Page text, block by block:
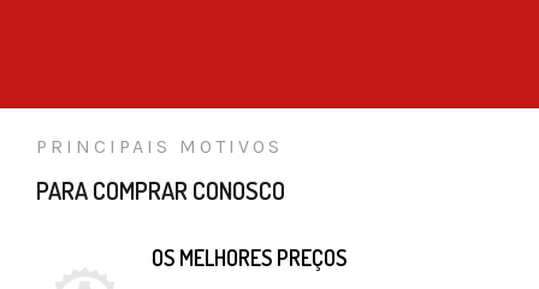
PRINCIPAIS MOTIVOS
PARA COMPRAR CONOSCO
OS MELHORES PREÇOS